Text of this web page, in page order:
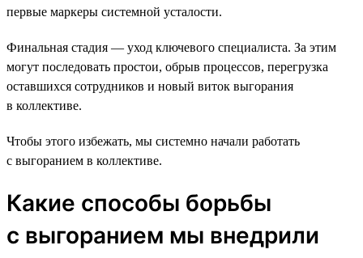
первые маркеры системной усталости.
Финальная стадия — уход ключевого специалиста. За этим
могут последовать простои, обрыв процессов, перегрузка
оставшихся сотрудников и новый виток выгорания
в коллективе.
Чтобы этого избежать, мы системно начали работать
с выгоранием в коллективе.
Какие способы борьбы
с выгоранием мы внедрили